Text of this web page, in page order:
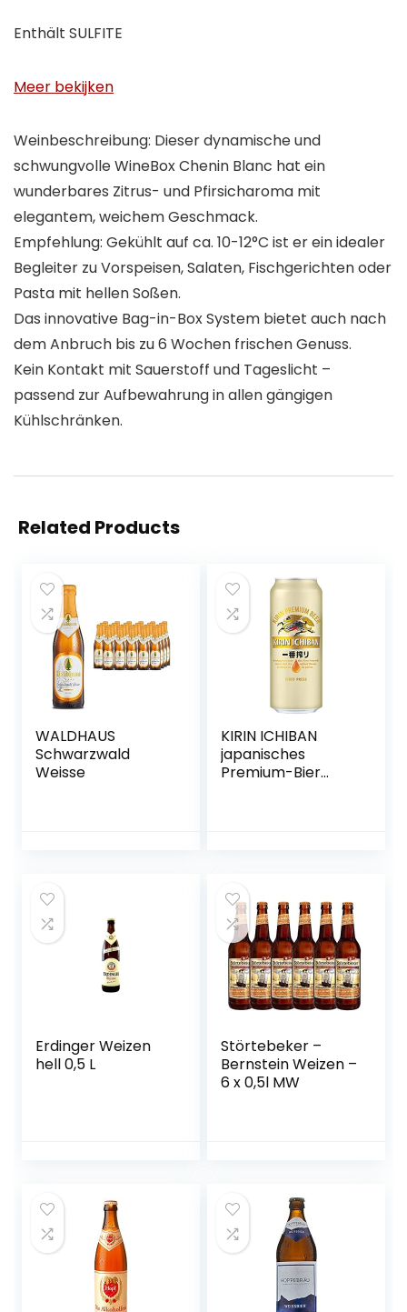
Enthält SULFITE
Meer bekijken
Weinbeschreibung: Dieser dynamische und
schwungvolle WineBox Chenin Blanc hat ein
wunderbares Zitrus- und Pfirsicharoma mit
elegantem, weichem Geschmack.
Empfehlung: Gekühlt auf ca. 10-12°C ist er ein idealer
Begleiter zu Vorspeisen, Salaten, Fischgerichten oder
Pasta mit hellen Soßen.
Das innovative Bag-in-Box System bietet auch nach
dem Anbruch bis zu 6 Wochen frischen Genuss.
Kein Kontakt mit Sauerstoff und Tageslicht –
passend zur Aufbewahrung in allen gängigen
Kühlschränken.
Related Products
WALDHAUS
Schwarzwald
Weisse
KIRIN ICHIBAN
japanisches
Premium-Bier
Einweg) (1 x 0,5 l)
Erdinger Weizen
hell 0,5 L
Störtebeker –
Bernstein Weizen –
6 x 0,5l MW